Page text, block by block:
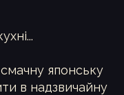
японську
в надзвичайну